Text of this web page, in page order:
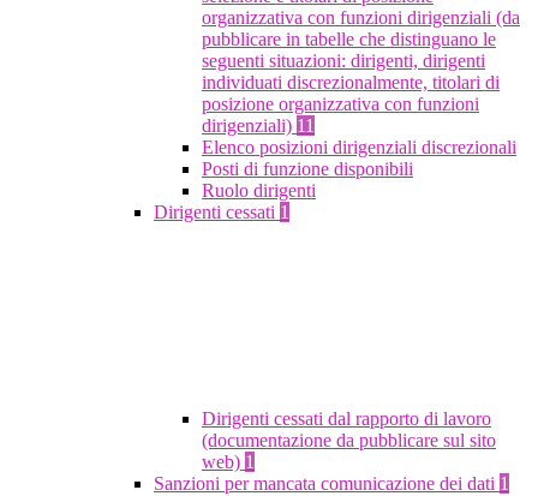
organizzativa con funzioni dirigenziali (da
pubblicare in tabelle che distinguano le
seguenti situazioni: dirigenti, dirigenti
individuati discrezionalmente, titolari di
posizione organizzativa con funzioni
dirigenziali) 11
Elenco posizioni dirigenziali discrezionali
Posti di funzione disponibili
Ruolo dirigenti
Dirigenti cessati 1
Dirigenti cessati dal rapporto di lavoro
(documentazione da pubblicare sul sito
web) 1
Sanzioni per mancata comunicazione dei dati 1